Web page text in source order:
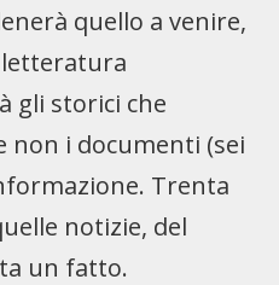
quello a venire,
gli storici che
non i documenti (sei
Trenta
notizie, del
un fatto.